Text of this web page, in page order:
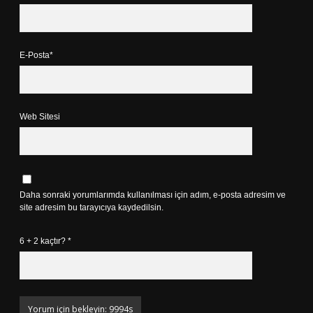
E-Posta*
Web Sitesi
Daha sonraki yorumlarımda kullanılması için adım, e-posta adresim ve
site adresim bu tarayıcıya kaydedilsin.
6 + 2 kaçtır? *